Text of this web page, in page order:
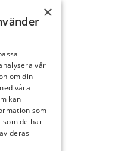
oss
×
vår
om din
våra
kan
som
de har
deras